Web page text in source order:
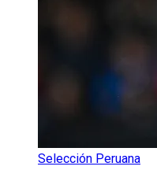
Selección Peruana